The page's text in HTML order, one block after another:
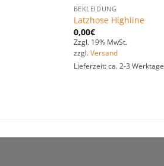
BEKLEIDUNG
Latzhose Highline
0,00€
Zzgl. 19% MwSt.
zzgl. Versand
Lieferzeit: ca. 2-3 Werktage